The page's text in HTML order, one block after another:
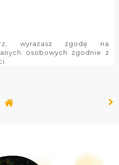
wyrażasz zgodę na
osobowych zgodnie z